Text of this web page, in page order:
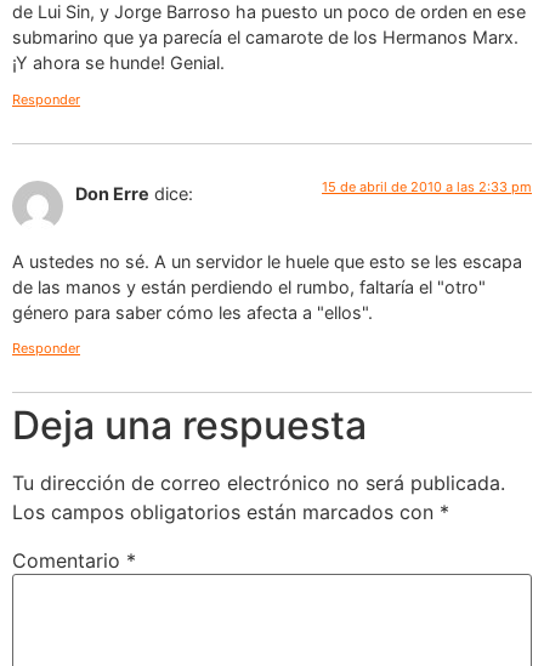
de Lui Sin, y Jorge Barroso ha puesto un poco de orden en ese
submarino que ya parecía el camarote de los Hermanos Marx.
¡Y ahora se hunde! Genial.
Responder
Don Erre dice: 15 de abril de 2010 a las 2:33 pm
A ustedes no sé. A un servidor le huele que esto se les escapa
de las manos y están perdiendo el rumbo, faltaría el "otro"
género para saber cómo les afecta a "ellos".
Responder
Deja una respuesta
Tu dirección de correo electrónico no será publicada.
Los campos obligatorios están marcados con *
Comentario *